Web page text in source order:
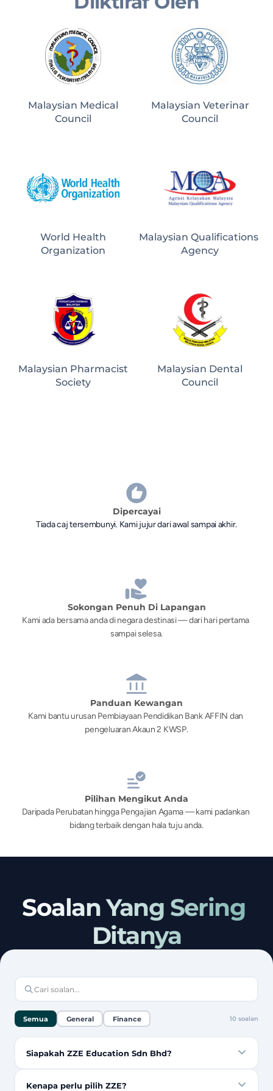
Malaysian Medical
Council
Malaysian Veterinar
Council
World Health
Organization
Malaysian Qualifications
Agency
Malaysian Pharmacist
Society
Malaysian Dental
Council
Dipercayai
Tiada caj tersembunyi. Kami jujur dari awal sampai akhir.
Sokongan Penuh Di Lapangan
Kami ada bersama anda di negara destinasi — dari hari pertama
sampai selesa.
Panduan Kewangan
Kami bantu urusan Pembiayaan Pendidikan Bank AFFIN dan
pengeluaran Akaun 2 KWSP.
Pilihan Mengikut Anda
Daripada Perubatan hingga Pengajian Agama — kami padankan
bidang terbaik dengan hala tuju anda.
Soalan Yang Sering
Ditanya
Semua General Finance 10 soalan
Siapakah ZZE Education Sdn Bhd?
Kenapa perlu pilih ZZE?